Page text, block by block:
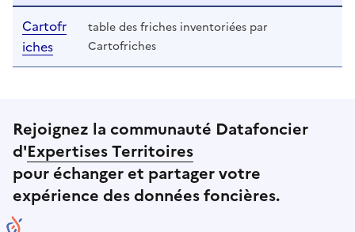
Cartofr
iches
table des friches inventoriées par
Cartofriches
Rejoignez la communauté Datafoncier
d'Expertises Territoires
pour échanger et partager votre
expérience des données foncières.